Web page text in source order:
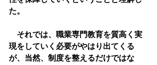
た。
それでは、職業専門教育を質高く実
現をしていく必要がやはり出てくる
が、当然、制度を整えるだけではな